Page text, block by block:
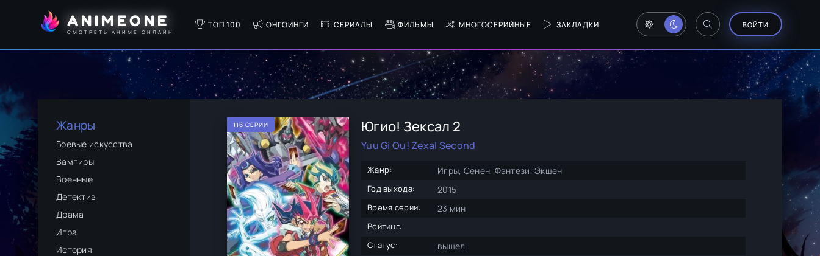
ANIMEONE
СМОТРЕТЬ АНИМЕ ОНЛАЙН
ТОП 100 ОНГОИНГИ СЕРИАЛЫ ФИЛЬМЫ МНОГОСЕРИЙНЫЕ ЗАКЛАДКИ ВОЙТИ
Жанры
Боевые искусства
Вампиры
Военные
Детектив
Драма
Игра
История
116 СЕРИИ Югио! Зексал 2
Yuu Gi Ou! Zexal Second
Жанр: Игры, Сёнен, Фэнтези, Экшен
Год выхода: 2015
Время серии: 23 мин
Рейтинг:
Статус:
вышел